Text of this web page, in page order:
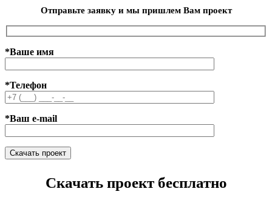
Отправьте заявку и мы пришлем Вам проект
*Ваше имя
*Телефон
*Ваш e-mail
Скачать проект бесплатно